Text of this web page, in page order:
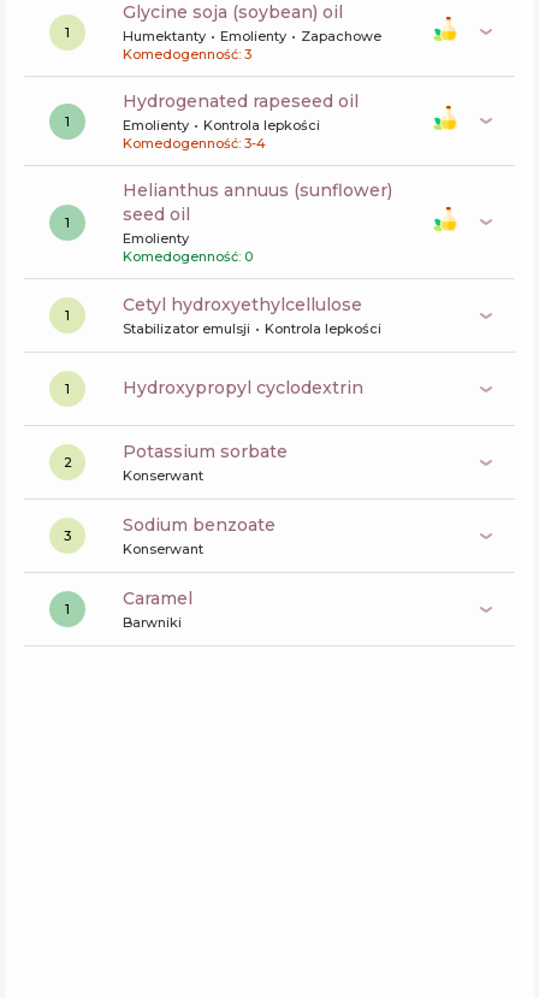
1
glycine soja (soybean) oil
Humektanty Emolienty
Zapachowe
Komedogenność: 3
1
hydrogenated rapeseed oil
Emolienty
Kontrola lepkości
Komedogenność: 3-4
1
helianthus annuus (sunflower)
seed oil
Emolienty
Komedogenność: 0
1 cetyl hydroxyethylcellulose
Stabilizator emulsji Kontrola lepkości
1 hydroxypropyl cyclodextrin
2 potassium sorbate
Konserwant
3 sodium benzoate
Konserwant
1 caramel
Barwniki